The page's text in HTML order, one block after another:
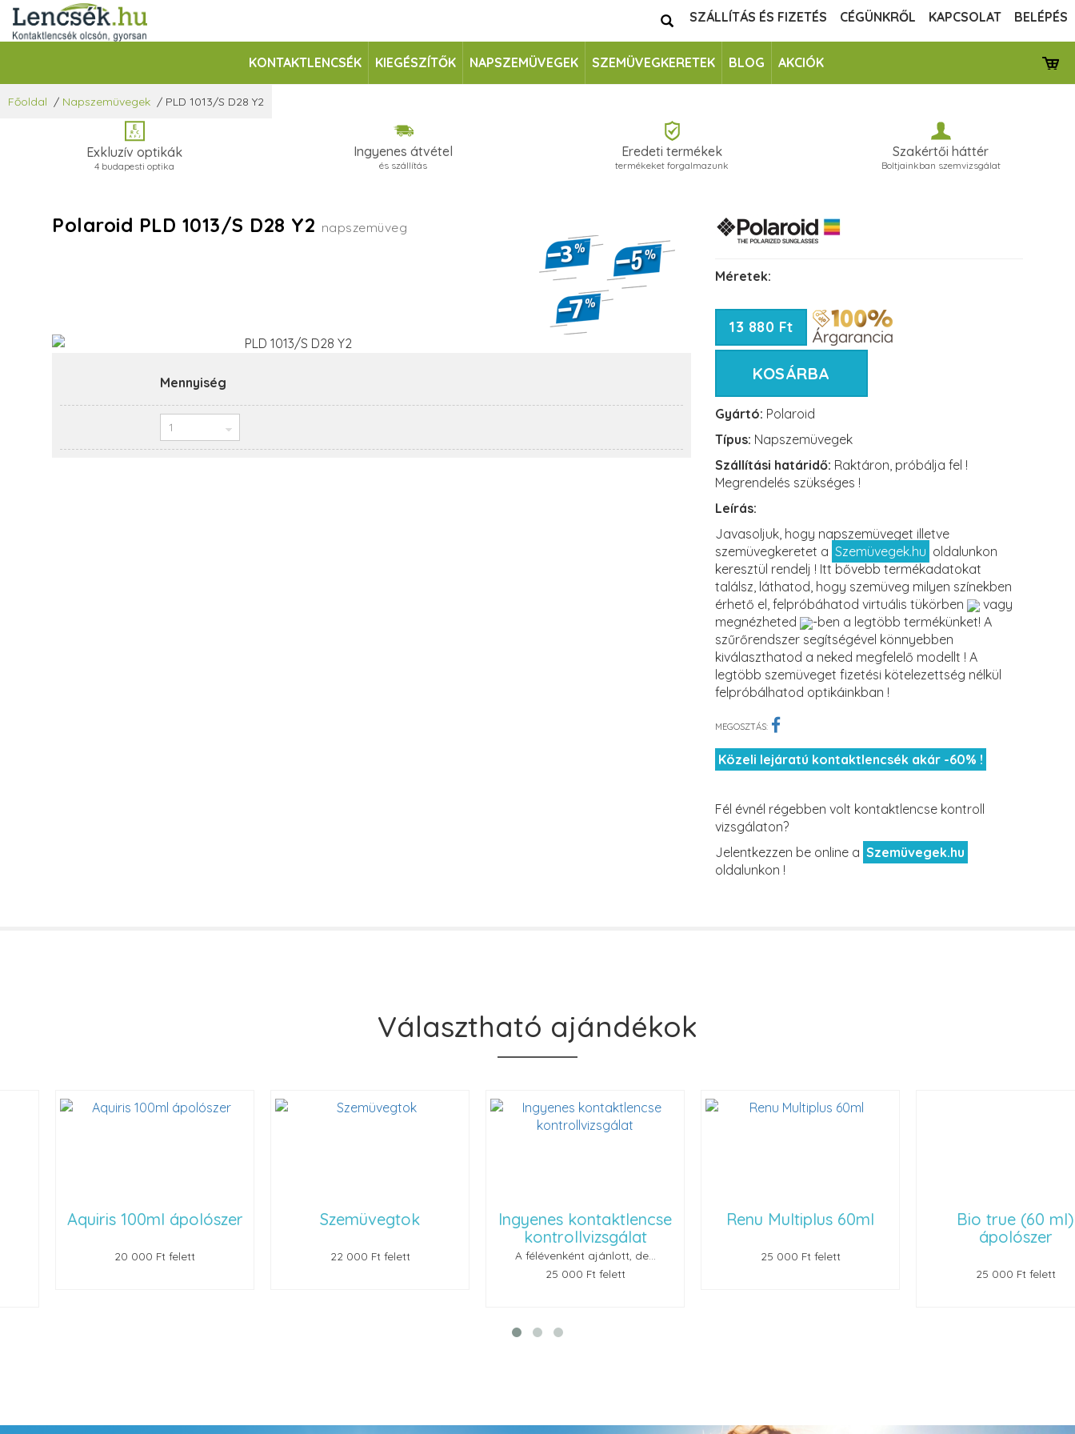
SZÁLLÍTÁS ÉS FIZETÉS CÉGÜNKRŐL KAPCSOLAT BELÉPÉS
KONTAKTLENCSÉK KIEGÉSZÍTŐK NAPSZEMÜVEGEK SZEMÜVEGKERETEK BLOG AKCIÓK
Főoldal / Napszemüvegek / PLD 1013/S D28 Y2
Exkluzív optikák
4 budapesti optika
Ingyenes átvétel
és szállítás
Eredeti termékek
termékeket forgalmazunk
Szakértői háttér
Boltjainkban szemvizsgálat
Polaroid PLD 1013/S D28 Y2 napszemüveg
Mennyiség
Méretek:
13 880 Ft
KOSÁRBA
Gyártó: Polaroid
Típus: Napszemüvegek
Szállítási határidő: Raktáron, próbálja fel !
Megrendelés szükséges !
Leírás:
Javasoljuk, hogy napszemüveget illetve
szemüvegkeretet a Szemüvegek.hu oldalunkon
keresztül rendelj ! Itt bővebb termékadatokat
találsz, láthatod, hogy szemüveg milyen színekben
érhető el, felpróbáhatod virtuális tükörben
vagy
megnézheted
-ben a legtöbb termékünket! A
szűrőrendszer segítségével könnyebben
kiválaszthatod a neked megfelelő modellt ! A
legtöbb szemüveget fizetési kötelezettség nélkül
felpróbálhatod optikáinkban !
MEGOSZTÁS:
Közeli lejáratú kontaktlencsék akár -60% !
Fél évnél régebben volt kontaktlencse kontroll
vizsgálaton?
Jelentkezzen be online a Szemüvegek.hu
oldalunkon !
Választható ajándékok
Aquiris 100ml ápolószer
20 000 Ft felett
Szemüvegtok
22 000 Ft felett
Ingyenes kontaktlencse
kontrollvizsgálat
A félévenként ajánlott, de...
25 000 Ft felett
Renu Multiplus 60ml
25 000 Ft felett
Bio true (60 ml)
ápolószer
25 000 Ft felett